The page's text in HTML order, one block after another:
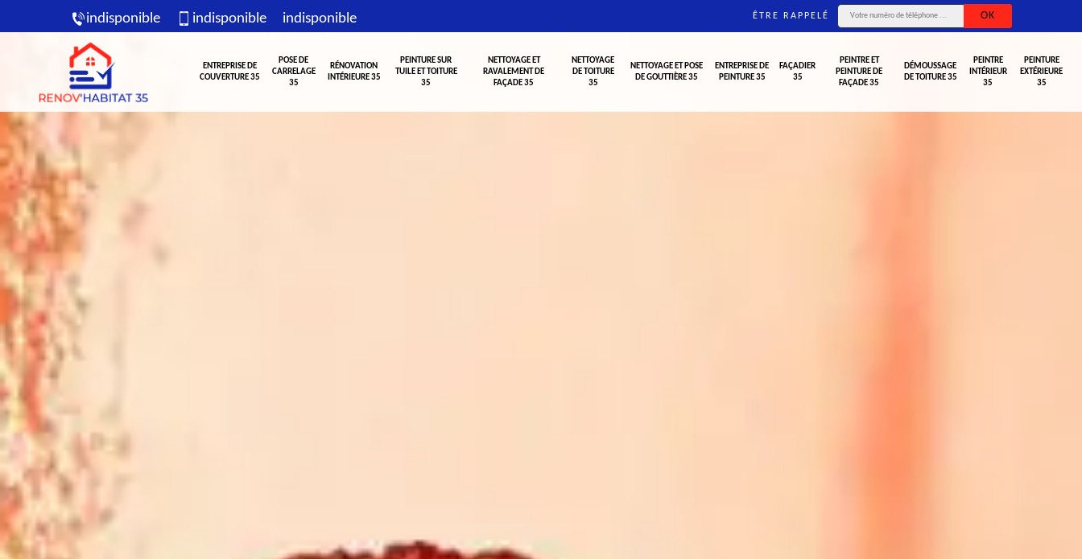
indisponible indisponible indisponible ÊTRE RAPPELÉ
ENTREPRISE DE
COUVERTURE 35
POSE DE
CARRELAGE
35
RÉNOVATION
INTÉRIEURE 35
PEINTURE SUR
TUILE ET TOITURE
35
NETTOYAGE ET
RAVALEMENT DE
FAÇADE 35
NETTOYAGE
DE TOITURE
35
NETTOYAGE ET POSE
DE GOUTTIÈRE 35
ENTREPRISE DE
PEINTURE 35
FAÇADIER
35
PEINTRE ET
PEINTURE DE
FAÇADE 35
DÉMOUSSAGE
DE TOITURE 35
PEINTRE
INTÉRIEUR
35
PEINTURE
EXTÉRIEURE
35